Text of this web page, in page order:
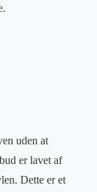
uden at
er lavet af
Dette er et